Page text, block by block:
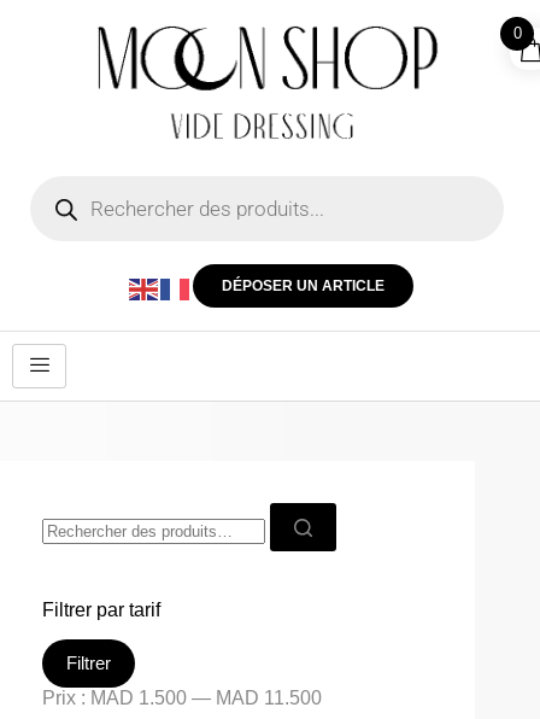
DÉPOSER UN ARTICLE
Filtrer par tarif
Filtrer
Prix : MAD 1.500 — MAD 11.500
0